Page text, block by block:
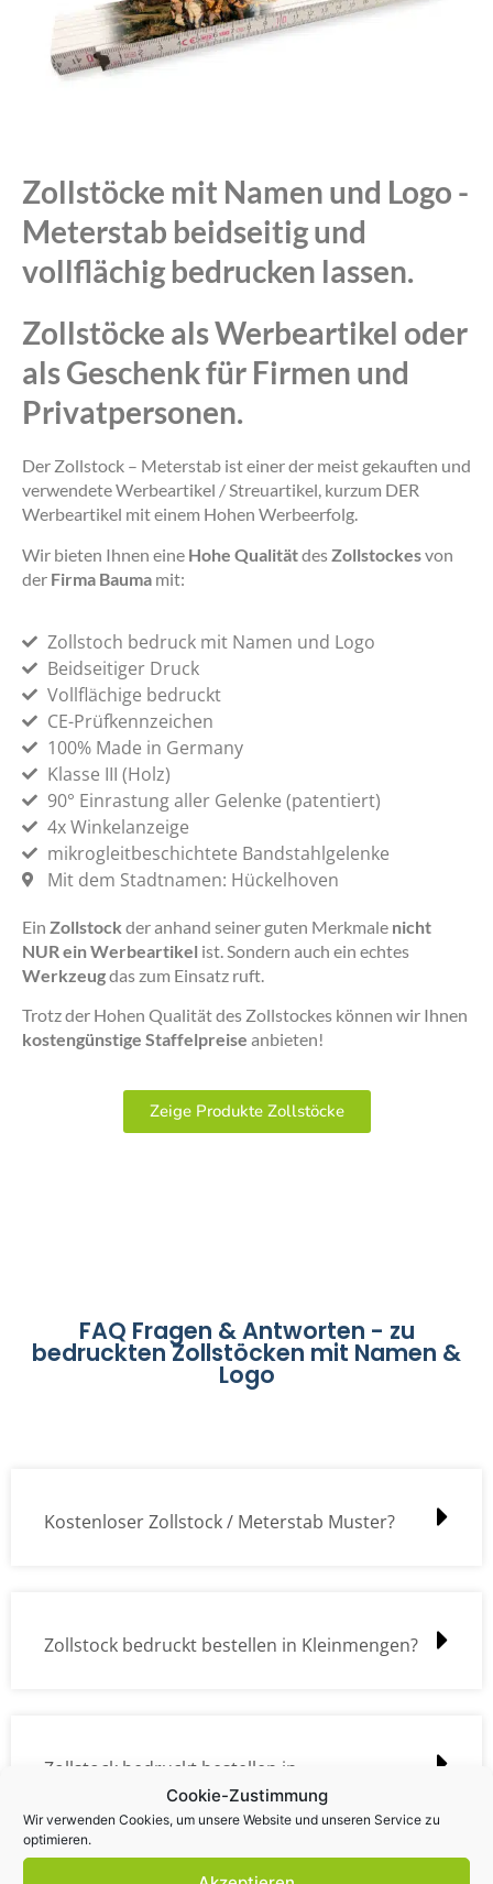
Cookie-Zustimmung
Wir verwenden Cookies, um unsere Website und unseren Service zu
optimieren.
Zollstöcke mit Namen und Logo -
Meterstab beidseitig und
vollflächig bedrucken lassen.
Zollstöcke als Werbeartikel oder
als Geschenk für Firmen und
Privatpersonen.
Der Zollstock – Meterstab ist einer der meist gekauften und
verwendete Werbeartikel / Streuartikel, kurzum DER
Werbeartikel mit einem Hohen Werbeerfolg.
Wir bieten Ihnen eine Hohe Qualitätdes Zollstockesvon
der Firma Bauma mit:
Zollstoch bedruck mit Namen und Logo
Beidseitiger Druck
Vollflächige bedruckt
CE-Prüfkennzeichen
100% Made in Germany
Klasse III (Holz)
90° Einrastung aller Gelenke (patentiert)
4x Winkelanzeige
mikrogleitbeschichtete Bandstahlgelenke
Mit dem Stadtnamen: Hückelhoven
Ein Zollstock der anhand seiner guten Merkmale nicht
NUR ein Werbeartikel ist. Sondern auch ein echtes
Werkzeugdas zum Einsatz ruft.
Trotz der Hohen Qualität des Zollstockes können wir Ihnen
kostengünstige Staffelpreise anbieten!
Zeige Produkte Zollstöcke
FAQ Fragen & Antworten - zu
bedruckten Zollstöcken mit Namen &
Logo
Kostenloser Zollstock / Meterstab Muster?
Zollstock bedruckt bestellen in Kleinmengen?
Zollstock bedruckt bestellen in